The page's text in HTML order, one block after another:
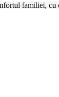
familiei,